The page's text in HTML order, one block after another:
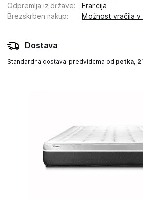
Odpremlja iz države:
Francija
Brezskrben nakup: Možnost vračila v
Dostava
Standardna dostava predvidoma od petka,